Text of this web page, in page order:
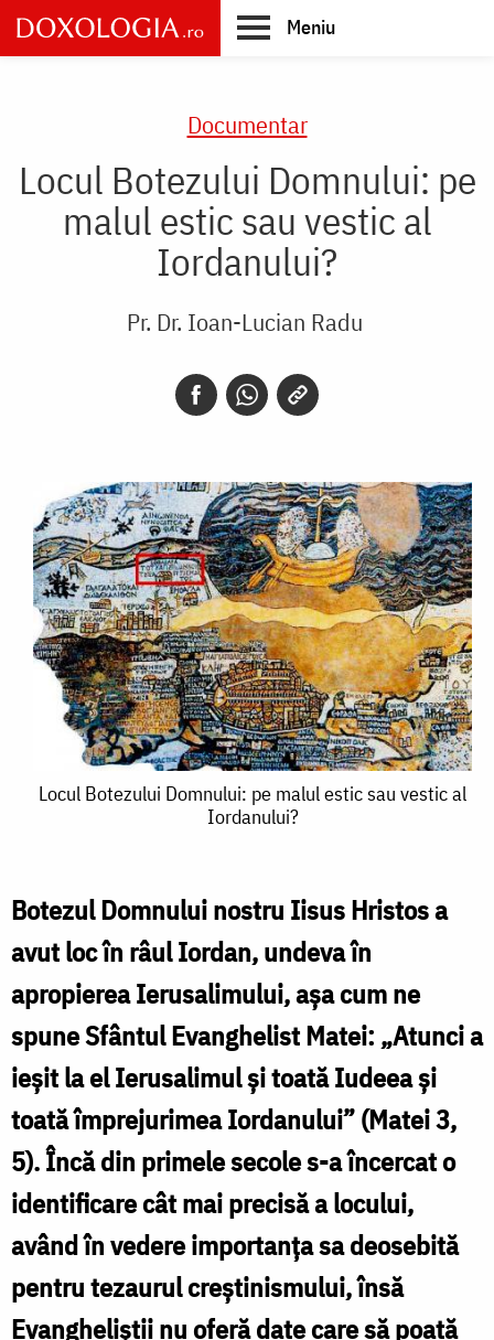
Skip
to
main
Meniu
Documentar
Locul Botezului Domnului: pe
malul estic sau vestic al
Iordanului?
Pr. Dr. Ioan-Lucian Radu
Locul
pe
malul
estic
vestic
al
Iordanului?
Locul Botezului Domnului: pe malul estic sau vestic al
Iordanului?
Botezul Domnului nostru Iisus Hristos a
avut loc în râul Iordan, undeva în
apropierea Ierusalimului, așa cum ne
spune Sfântul Evanghelist Matei: „Atunci a
ieşit la el Ierusalimul şi toată Iudeea şi
toată împrejurimea Iordanului” (Matei 3,
5). Încă din primele secole s-a încercat o
identificare cât mai precisă a locului,
având în vedere importanța sa deosebită
pentru tezaurul creștinismului, însă
Evangheliștii nu oferă date care să poată